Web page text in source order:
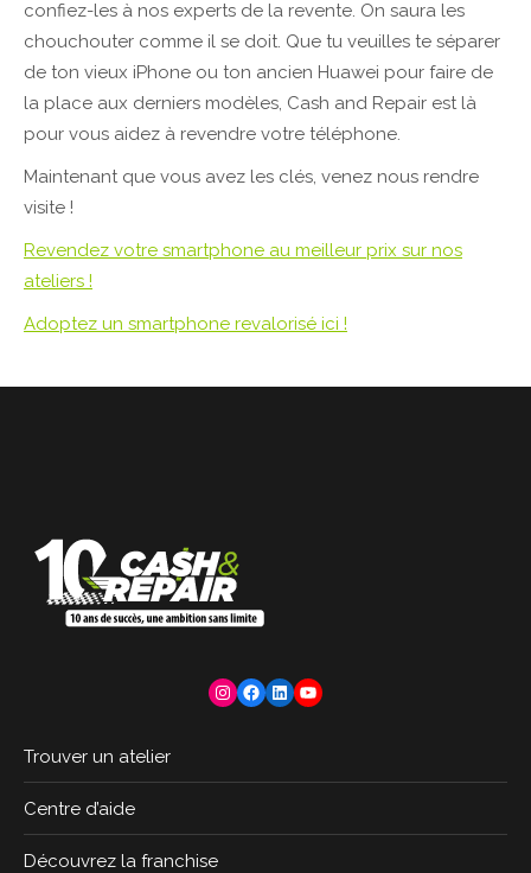
confiez-les à nos experts de la revente. On saura les
chouchouter comme il se doit. Que tu veuilles te séparer
de ton vieux iPhone ou ton ancien Huawei pour faire de
la place aux derniers modèles, Cash and Repair est là
pour vous aidez à revendre votre téléphone.
Maintenant que vous avez les clés, venez nous rendre
visite !
Revendez votre smartphone au meilleur prix sur nos
ateliers !
Adoptez un smartphone revalorisé ici !
Instagram
Facebook
LinkedIn
YouTube
Trouver un atelier
Centre d’aide
Découvrez la franchise